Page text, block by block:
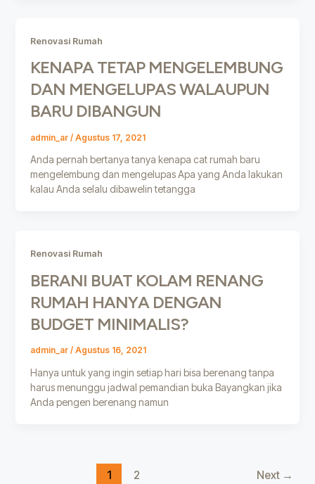
Renovasi Rumah
KENAPA TETAP MENGELEMBUNG
DAN MENGELUPAS WALAUPUN
BARU DIBANGUN
admin_ar / Agustus 17, 2021
Anda pernah bertanya tanya kenapa cat rumah baru
mengelembung dan mengelupas Apa yang Anda lakukan
kalau Anda selalu dibawelin tetangga
Renovasi Rumah
BERANI BUAT KOLAM RENANG
RUMAH HANYA DENGAN
BUDGET MINIMALIS?
admin_ar / Agustus 16, 2021
Hanya untuk yang ingin setiap hari bisa berenang tanpa
harus menunggu jadwal pemandian buka Bayangkan jika
Anda pengen berenang namun
1 2 Next →